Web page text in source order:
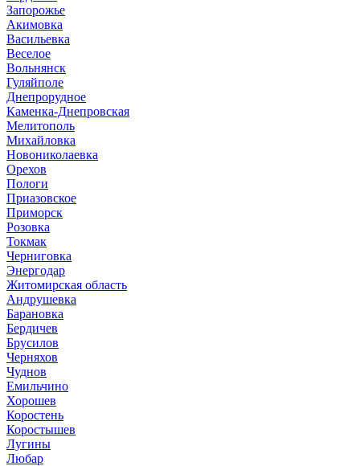
Запорожье
Акимовка
Васильевка
Веселое
Вольнянск
Гуляйполе
Днепрорудное
Каменка-Днепровская
Мелитополь
Михайловка
Новониколаевка
Орехов
Пологи
Приазовское
Приморск
Розовка
Токмак
Черниговка
Энергодар
Житомирская область
Андрушевка
Барановка
Бердичев
Брусилов
Черняхов
Чуднов
Емильчино
Хорошев
Коростень
Коростышев
Лугины
Любар